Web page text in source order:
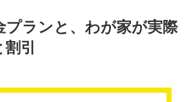
プランと、わが家が実際
引